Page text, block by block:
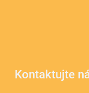
Kontaktujte